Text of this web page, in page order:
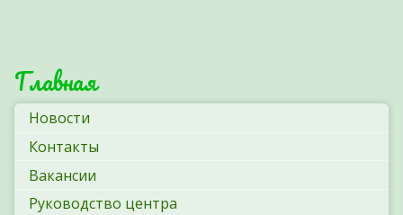
Главная
Новости
Контакты
Вакансии
Руководство центра